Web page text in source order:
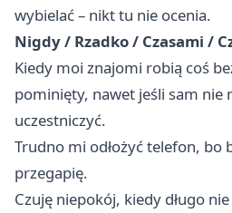
wybielać – nikt tu nie ocenia.
Nigdy / Rzadko / Czasami /
Kiedy moi znajomi robią coś
pominięty, nawet jeśli sam nie
uczestniczyć.
Trudno mi odłożyć telefon, bo
przegapię.
Czuję niepokój, kiedy długo